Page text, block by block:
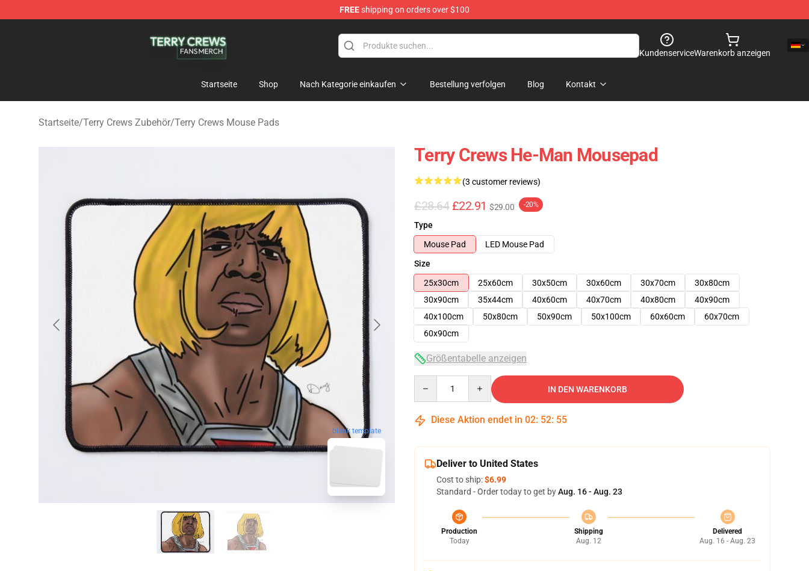
FREEshipping on orders over $100
KundenserviceWarenkorb anzeigen
Startseite Shop Nach Kategorie einkaufen Bestellung verfolgen Blog Kontakt
Startseite/Terry Crews Zubehör/Terry Crews Mouse Pads
blank template
Terry Crews He-Man Mousepad
(3 customer reviews)
£28.64 £22.91 $29.00 -20%
Type
Mouse Pad
LED Mouse Pad
Size
25x30cm
25x60cm 30x50cm 30x60cm 30x70cm
30x80cm
30x90cm
35x44cm 40x60cm 40x70cm 40x80cm
40x90cm
40x100cm
50x80cm 50x90cm 50x100cm 60x60cm
60x70cm
60x90cm
Größentabelle anzeigen
IN DEN WARENKORB
Diese Aktion endet in 02: 52: 54
Deliver to United States
Cost to ship:$6.99
Standard - Order today to get byAug. 16 - Aug. 23
Production
Today
Shipping
Aug. 12
Delivered
Aug. 16 - Aug. 23